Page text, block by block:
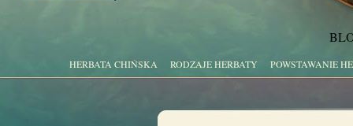
HERBATA CHIŃSKA RODZAJE HERBATY POWSTAWANIE